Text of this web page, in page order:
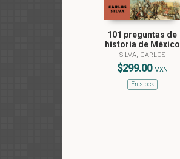
101 preguntas de
historia de México
SILVA, CARLOS
$299.00 MXN
En stock